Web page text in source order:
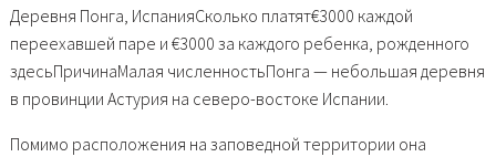
Деревня Понга, ИспанияСколько платят€3000 каждой
переехавшей паре и €3000 за каждого ребенка, рожденного
здесьПричинаМалая численностьПонга — небольшая деревня
в провинции Астурия на северо-востоке Испании.
Помимо расположения на заповедной территории она